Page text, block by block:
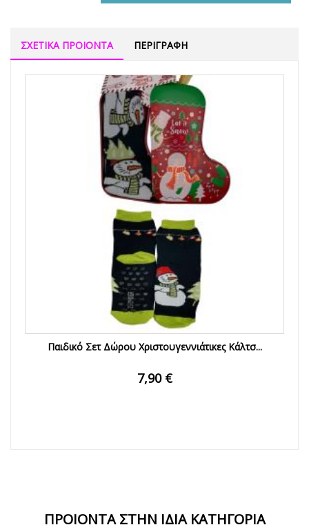
ΣΧΕΤΙΚΑ ΠΡΟΙΟΝΤΑ ΠΕΡΙΓΡΑΦΗ
Παιδικό Σετ Δώρου Χριστουγεννιάτικες Κάλτσ...
7,90 €
ΠΡΟΙΟΝΤΑ ΣΤΗΝ ΙΔΙΑ ΚΑΤΗΓΟΡΙΑ